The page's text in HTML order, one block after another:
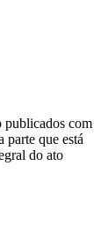
publicados com
que está
do ato